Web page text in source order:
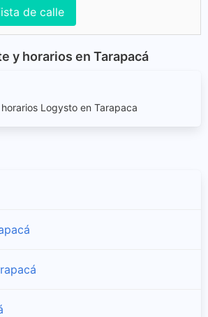
de calle
y horarios en Tarapacá
Logysto en Tarapaca